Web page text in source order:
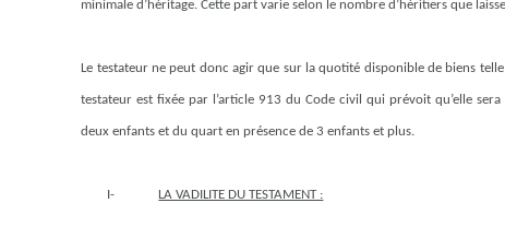
minimale d’héritage. Cette part varie selon le nombre d’héritiers que
Le testateur ne peut donc agir que sur la quotité disponible de biens
testateur est fixée par l’article 913 du Code civil qui prévoit qu’elle
deux enfants et du quart en présence de 3 enfants et plus.
I- LA VADILITE DU TESTAMENT :